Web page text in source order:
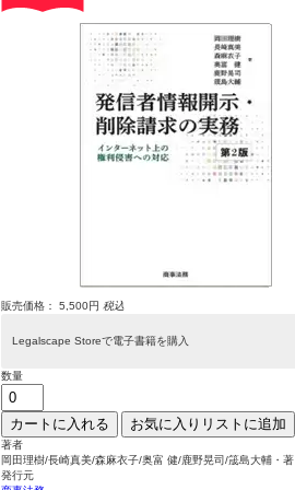
販売価格： 5,500円 税込
Legalscape Storeで電子書籍を購入
数量
カートに入れる お気に入りリストに追加
著者
岡田理樹/長崎真美/森麻衣子/奥富 健/鹿野晃司/筬島大輔・著
発行元